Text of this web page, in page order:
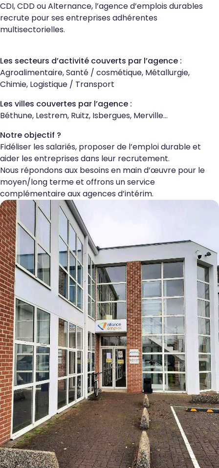
CDI, CDD ou Alternance, l’agence d’emplois durables
recrute pour ses entreprises adhérentes
multisectorielles.
Les secteurs d’activité couverts par l’agence :
Agroalimentaire, Santé / cosmétique, Métallurgie,
Chimie, Logistique / Transport
Les villes couvertes par l’agence :
Béthune, Lestrem, Ruitz, Isbergues, Merville…
Notre objectif ?
Fidéliser les salariés, proposer de l’emploi durable et
aider les entreprises dans leur recrutement.
Nous répondons aux besoins en main d’œuvre pour le
moyen/long terme et offrons un service
complémentaire aux agences d’intérim.